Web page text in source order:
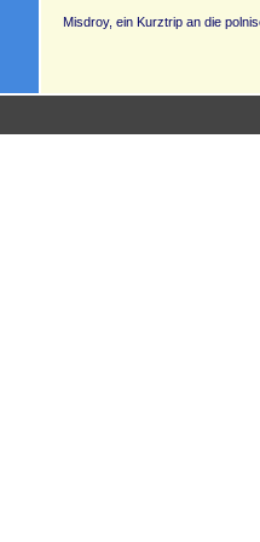
Misdroy, ein Kurztrip an die